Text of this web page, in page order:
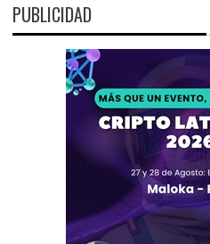
PUBLICIDAD